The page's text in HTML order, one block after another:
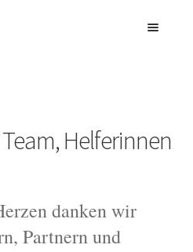
menu
child
Expand
& Helfer
Helferinnen
danken wir
Partnern und